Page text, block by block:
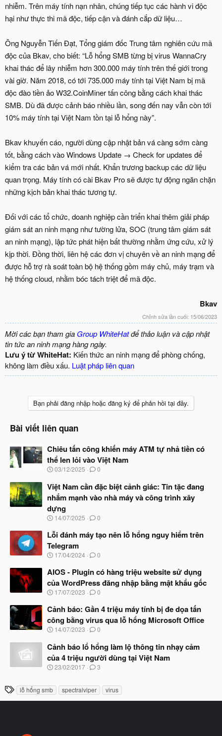
nhiễm. Trên máy tính nạn nhân, chúng tiếp tục các hành vi độc
hại như thực thi mã độc, tiếp cận và đánh cắp dữ liệu…
Ông Nguyễn Tiến Đạt, Tổng giám đốc Trung tâm nghiên cứu mã
độc của Bkav, cho biết: “Lỗ hổng SMB từng bị virus WannaCry
khai thác để lây nhiễm hơn 300.000 máy tính trên thế giới trong
vài giờ. Năm 2018, có tới 735.000 máy tính tại Việt Nam bị mã
độc đào tiền ảo W32.CoinMiner tấn công bằng cách khai thác
SMB. Dù đã được cảnh báo nhiều lần, song đến nay vẫn còn tới
10% máy tính tại Việt Nam tồn tại lỗ hổng này”.
Bkav khuyến cáo, người dùng cập nhật bản vá càng sớm càng
tốt, bằng cách vào Windows Update → Check for updates để
kiểm tra các bản vá mới nhất. Khẩn trương backup các dữ liệu
quan trọng. Máy tính có cài Bkav Pro sẽ được tự động ngăn chặn
những kịch bản khai thác tương tự.
Đối với các tổ chức, doanh nghiệp cần triển khai thêm giải pháp
giám sát an ninh mạng như tường lửa, SOC (trung tâm giám sát
an ninh mạng), lập tức phát hiện bất thường nhằm ứng cứu, xử lý
kịp thời. Đồng thời, liên hệ các đơn vị chuyên về an ninh mạng để
được hỗ trợ rà soát toàn bộ hệ thống gồm máy chủ, máy trạm và
hệ thống cloud, nhằm bóc tách triệt để mã độc.
Bkav
Chỉnh sửa lần cuối: 15/06/2023
Mời các bạn tham gia Group WhiteHatđể thảo luận và cập nhật
tin tức an ninh mạng hàng ngày.
Lưu ý từ WhiteHat: Kiến thức an ninh mạng để phòng chống,
không làm điều xấu. Luật pháp liên quan
Bạn phải đăng nhập hoặc đăng ký để phản hồi tại đây.
Bài viết liên quan
Chiêu tấn công khiến máy ATM tự nhả tiền có
thể len lỏi vào Việt Nam
N
à
y
b
ắ
t
ầ
u
03/12/2025 0
Việt Nam cần đặc biệt cảnh giác: Tin tặc đang
nhắm mạnh vào nhà máy và công trình xây
dựng
N
à
b
ắ
đ
ầ
u
14/07/2025 0
Lỗi đánh máy tạo nên lỗ hổng nguy hiểm trên
Telegram
N
à
b
ắ
đ
ầ
u
17/04/2024 0
AIOS - Plugin có hàng triệu website sử dụng
của WordPress đăng nhập bằng mật khẩu gốc
N
à
b
ắ
đ
ầ
u
17/07/2023 0
Cảnh báo: Gần 4 triệu máy tính bị đe dọa tấn
công bằng virus qua lỗ hổng Microsoft Office
N
à
b
ắ
đ
ầ
u
14/07/2023 0
Cảnh báo lổ hổng làm lộ thông tin nhạy cảm
của 4 triệu người dùng tại Việt Nam
N
23/02/2017 3
T
h
lỗ hổng smb spectralviper virus